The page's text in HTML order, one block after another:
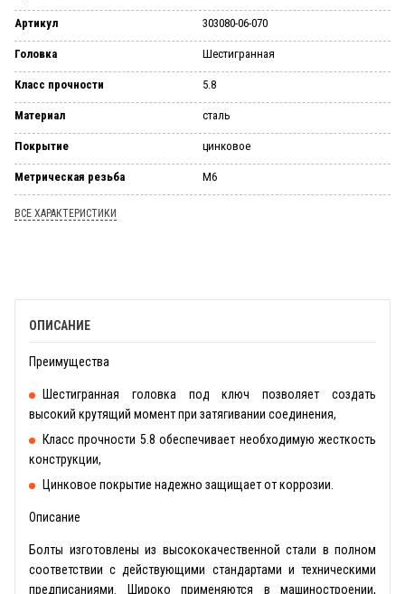
Артикул 303080-06-070
Головка Шестигранная
Класс прочности 5.8
Материал сталь
Покрытие цинковое
Метрическая резьба М6
ВСЕ ХАРАКТЕРИСТИКИ
ОПИСАНИЕ
Преимущества
Шестигранная головка под ключ позволяет создать
высокий крутящий момент при затягивании соединения,
Класс прочности 5.8 обеспечивает необходимую жесткость
конструкции,
Цинковое покрытие надежно защищает от коррозии.
Описание
Болты изготовлены из высококачественной стали в полном
соответствии с действующими стандартами и техническими
предписаниями. Широко применяются в машиностроении,